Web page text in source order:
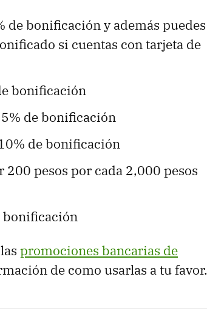
de bonificación y además puedes
si cuentas con tarjeta de
bonificación
de bonificación
de bonificación
200 pesos por cada 2,000 pesos
bonificación
promociones bancarias de
de como usarlas a tu favor.